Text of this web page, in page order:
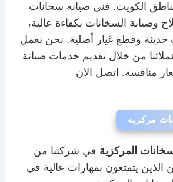
الكويت. فني صيانه سخانات
وصيانة السخانات بكفاءة عالية،
حديثة وقطع غيار أصلية. نحن نعمل
من خلال تقديم خدمات صيانة
منافسة. اتصل الان
مركزيه
المركزية في شركتنا من
الذين يتمتعون بمهارات عالية في